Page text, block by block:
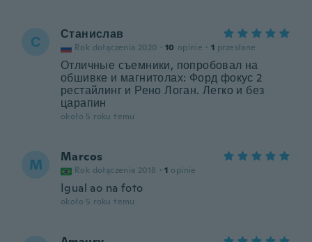
С Станислав
Rok dołączenia 2020 · 10 opinie · 1 przesłane
Отличные съемники, попробовал на
обшивке и магнитолах: Форд фокус 2
рестайлинг и Рено Логан. Легко и без
царапин
około 5 roku temu
M Marcos
Rok dołączenia 2018 · 1 opinie
Igual ao na foto
około 5 roku temu